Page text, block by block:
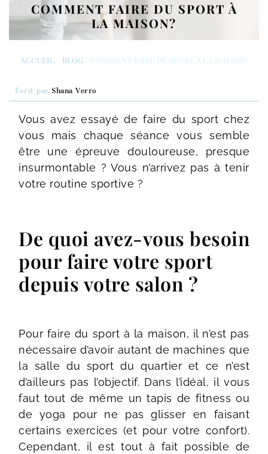
COMMENT FAIRE DU SPORT À
LA MAISON?
Accueil » Blog » Comment faire du sport à la maison?
Écrit par Shana Verro
Vous avez essayé de faire du sport chez
vous mais chaque séance vous semble
être une épreuve douloureuse, presque
insurmontable ? Vous n’arrivez pas à tenir
votre routine sportive ?
De quoi avez-vous besoin
pour faire votre sport
depuis votre salon ?
Pour faire du sport à la maison, il n’est pas
nécessaire d’avoir autant de machines que
la salle du sport du quartier et ce n’est
d’ailleurs pas l’objectif. Dans l’idéal, il vous
faut tout de même un tapis de fitness ou
de yoga pour ne pas glisser en faisant
certains exercices (et pour votre confort).
Cependant, il est tout à fait possible de